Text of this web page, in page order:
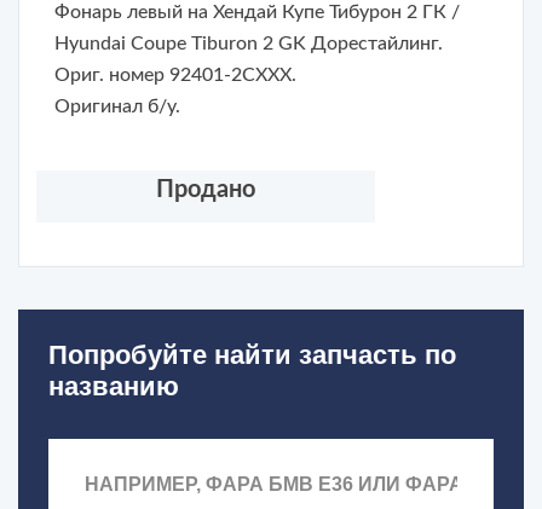
Фонарь левый на Хендай Купе Тибурон 2 ГК /
Hyundai Coupe Tiburon 2 GK Дорестайлинг.
Ориг. номер 92401-2CXXX.
Оригинал б/у.
Продано
Попробуйте найти запчасть по
названию